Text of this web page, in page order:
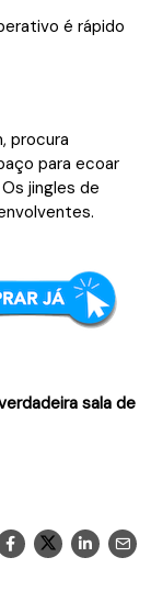
é rápido
procura
para ecoar
jingles de
sala de